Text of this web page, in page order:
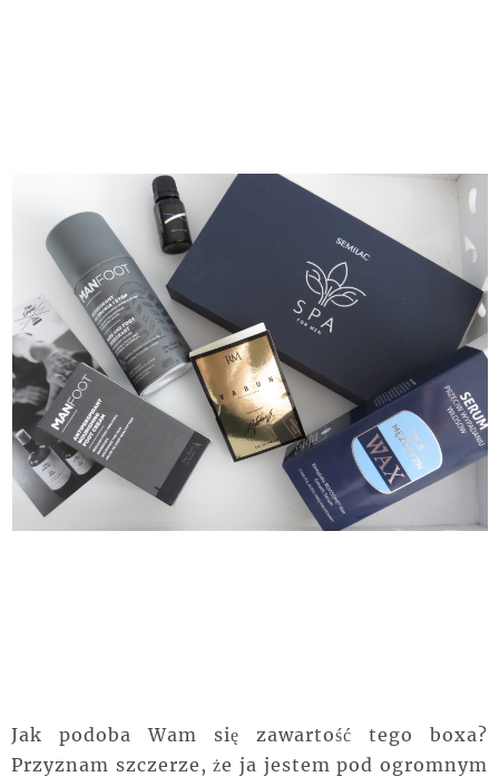
Jak podoba Wam się zawartość tego boxa?
Przyznam szczerze, że ja jestem pod ogromnym